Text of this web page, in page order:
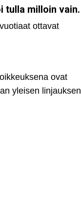
tulla milloin vain.
ottavat
ovat
yleisen linjauksen